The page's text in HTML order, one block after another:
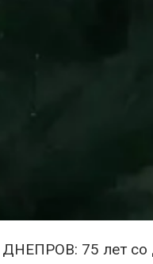
ДНЕПРОВ: 75 лет со